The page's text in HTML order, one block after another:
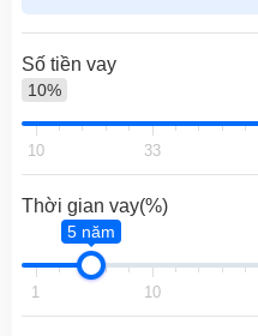
Số tiền vay
10%
10 33
Thời gian vay(%)
5 năm
1 10